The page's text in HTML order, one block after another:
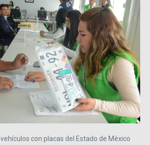
vehículos con placas del Estado de México